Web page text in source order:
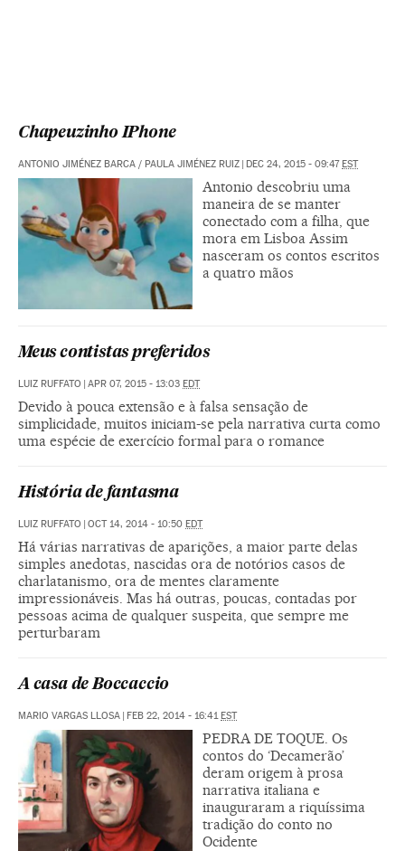
Chapeuzinho IPhone
ANTONIO JIMÉNEZ BARCA / PAULA JIMÉNEZ RUIZ | DEC 24, 2015 - 09:47EST
Antonio descobriu uma
maneira de se manter
conectado com a filha, que
mora em Lisboa Assim
nasceram os contos escritos
a quatro mãos
Meus contistas preferidos
LUIZ RUFFATO | APR 07, 2015 - 13:03 EDT
Devido à pouca extensão e à falsa sensação de
simplicidade, muitos iniciam-se pela narrativa curta como
uma espécie de exercício formal para o romance
História de fantasma
LUIZ RUFFATO | OCT 14, 2014 - 10:50 EDT
Há várias narrativas de aparições, a maior parte delas
simples anedotas, nascidas ora de notórios casos de
charlatanismo, ora de mentes claramente
impressionáveis. Mas há outras, poucas, contadas por
pessoas acima de qualquer suspeita, que sempre me
perturbaram
A casa de Boccaccio
MARIO VARGAS LLOSA | FEB 22, 2014 - 16:41EST
PEDRA DE TOQUE. Os
contos do ‘Decamerão’
deram origem à prosa
narrativa italiana e
inauguraram a riquíssima
tradição do conto no
Ocidente